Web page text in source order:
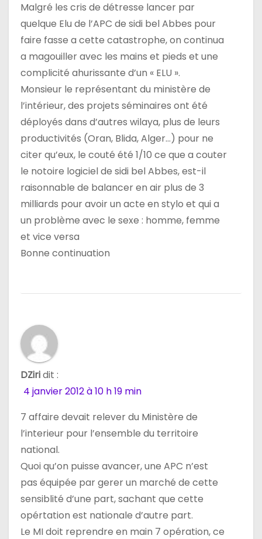
Malgré les cris de détresse lancer par
quelque Elu de l’APC de sidi bel Abbes pour
faire fasse a cette catastrophe, on continua
a magouiller avec les mains et pieds et une
complicité ahurissante d’un « ELU ».
Monsieur le représentant du ministère de
l’intérieur, des projets séminaires ont été
déployés dans d’autres wilaya, plus de leurs
productivités (Oran, Blida, Alger…) pour ne
citer qu’eux, le couté été 1/10 ce que a couter
le notoire logiciel de sidi bel Abbes, est-il
raisonnable de balancer en air plus de 3
milliards pour avoir un acte en stylo et qui a
un problème avec le sexe : homme, femme
et vice versa
Bonne continuation
DZiridit :
4 janvier 2012 à 10 h 19 min
7 affaire devait relever du Ministère de
l’interieur pour l’ensemble du territoire
national.
Quoi qu’on puisse avancer, une APC n’est
pas équipée par gerer un marché de cette
sensiblité d’une part, sachant que cette
opértation est nationale d’autre part.
Le MI doit reprendre en main 7 opération, ce